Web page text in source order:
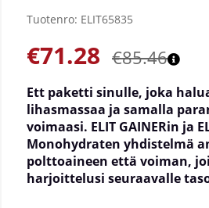
Tuotenro: ELIT65835
€85.46
€71.28
Ett paketti sinulle, joka
lihasmassaa ja samalla
voimaasi. ELIT GAINERin ja
Monohydraten yhdistelmä
polttoaineen että voiman,
harjoittelusi seuraavalle